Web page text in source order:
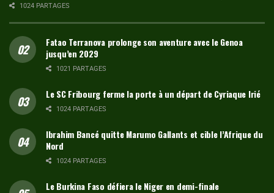
1024 PARTAGES
Fatao Terranova prolonge son aventure avec le Genoa
jusqu’en 2029
1021 PARTAGES
Le SC Fribourg ferme la porte à un départ de Cyriaque Irié
1024 PARTAGES
Ibrahim Bancé quitte Marumo Gallants et cible l’Afrique du
Nord
1024 PARTAGES
Le Burkina Faso défiera le Niger en demi-finale